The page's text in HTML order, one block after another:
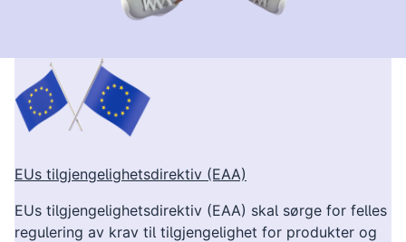
Norge er videre i prosess med å innlemme EUs
EUs tilgjengelighetsdirektiv (EAA)
EUs tilgjengelighetsdirektiv (EAA) skal sørge for felles
regulering av krav til tilgjengelighet for produkter og